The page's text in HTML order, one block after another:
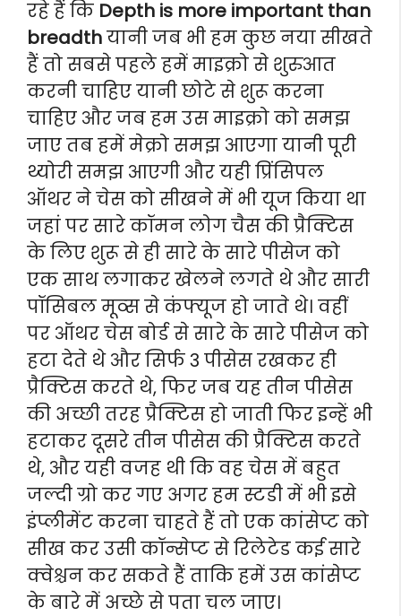
रहे हैं कि Depth is more important than
breadthयानी जब भी हम कुछ नया सीखते
हैं तो सबसे पहले हमें माइक्रो से शुरुआत
करनी चाहिए यानी छोटे से शुरू करना
चाहिए और जब हम उस माइक्रो को समझ
जाए तब हमें मेक्रो समझ आएगा यानी पूरी
थ्योरी समझ आएगी और यही प्रिंसिपल
ऑथर ने चेस को सीखने में भी यूज किया था
जहां पर सारे कॉमन लोग चैस की प्रैक्टिस
के लिए शुरू से ही सारे के सारे पीसेज को
एक साथ लगाकर खेलने लगते थे और सारी
पॉसिबल मूव्स से कंफ्यूज हो जाते थे। वहीं
पर ऑथर चेस बोर्ड से सारे के सारे पीसेज को
हटा देते थे और सिर्फ 3 पीसेस रखकर ही
प्रैक्टिस करते थे, फिर जब यह तीन पीसेस
की अच्छी तरह प्रैक्टिस हो जाती फिर इन्हें भी
हटाकर दूसरे तीन पीसेस की प्रैक्टिस करते
थे, और यही वजह थी कि वह चेस में बहुत
जल्दी ग्रो कर गए अगर हम स्टडी में भी इसे
इंप्लीमेंट करना चाहते हैं तो एक कांसेप्ट को
सीख कर उसी कॉन्सेप्ट से रिलेटेड कई सारे
क्वेश्चन कर सकते हैं ताकि हमें उस कांसेप्ट
के बारे में अच्छे से पता चल जाए।